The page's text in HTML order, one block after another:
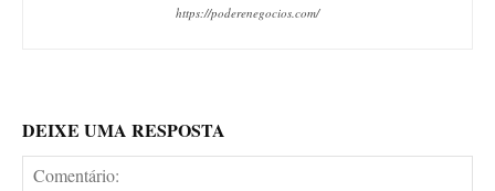
https://poderenegocios.com/
DEIXE UMA RESPOSTA